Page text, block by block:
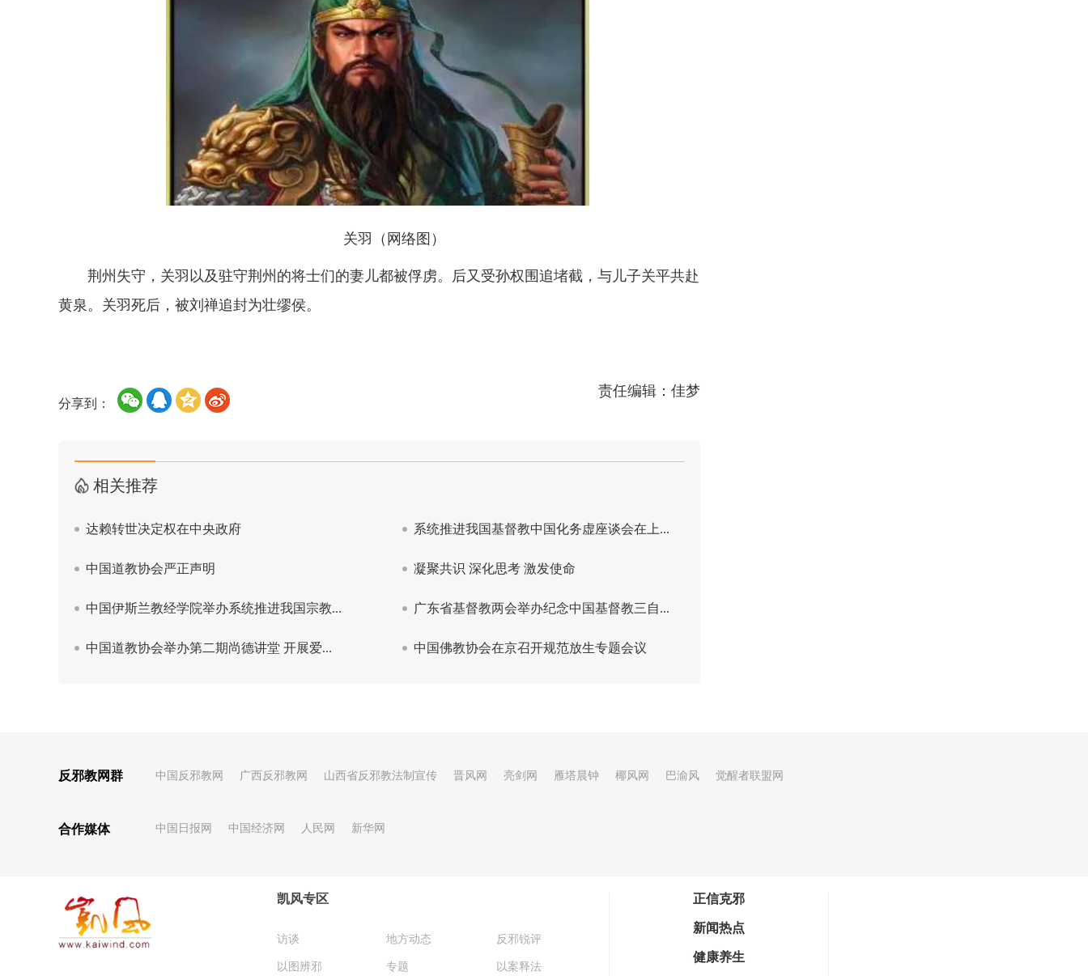
关羽（网络图）
荆州失守，关羽以及驻守荆州的将士们的妻儿都被俘虏。后又受孙权围追堵截，与儿子关平共赴
黄泉。关羽死后，被刘禅追封为壮缪侯。
分享到：
责任编辑：佳梦
反邪教网群
合作媒体
中国反邪教网 广西反邪教网 山西省反邪教法制宣传 晋风网 亮剑网 雁塔晨钟 椰风网 巴渝风 觉醒者联盟网
中国日报网 中国经济网 人民网 新华网
凯风专区
访谈 地方动态 反邪锐评
以图辨邪 专题 以案释法
正信克邪
新闻热点
健康养生